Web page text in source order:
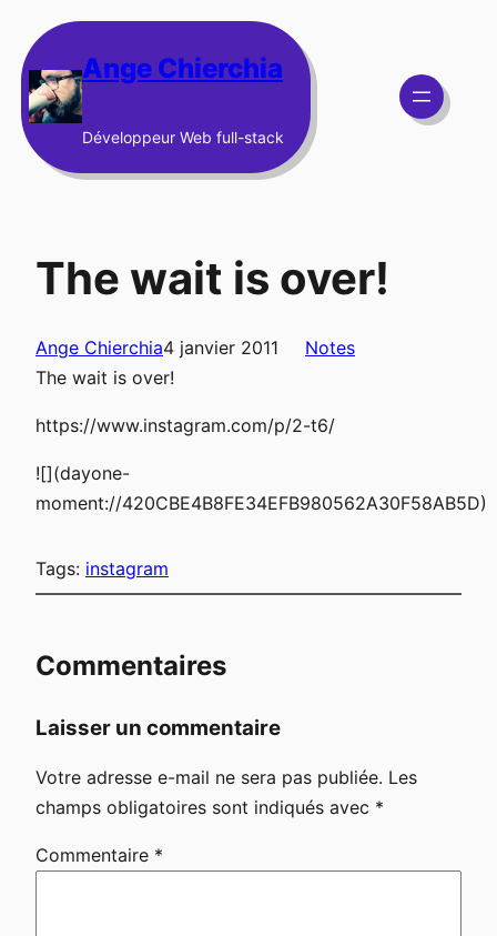
au
contenu Ange Chierchia
Développeur Web full-stack
The wait is over!
Ange Chierchia4 janvier 2011
Notes
The wait is over!
https://www.instagram.com/p/2-t6/
![](dayone-
moment://420CBE4B8FE34EFB980562A30F58AB5D)
Tags: instagram
Commentaires
Laisser un commentaire
Votre adresse e-mail ne sera pas publiée. Les
champs obligatoires sont indiqués avec *
Commentaire *